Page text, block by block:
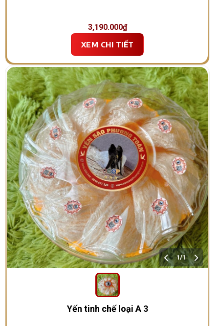
3,190.000₫
XEM CHI TIẾT
1/1
Yến tinh chế loại A 3